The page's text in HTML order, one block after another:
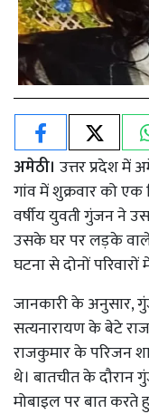
अमेठी। उत्तर प्रदेश में
गांव में शुक्रवार को
वर्षीय युवती गुंजन ने
उसके घर पर लड़के
घटना से दोनों
जानकारी के अनुसार,
सत्यनारायण के बेटे
राजकुमार के परिजन
थे। बातचीत के दौरान
मोबाइल पर बात करते